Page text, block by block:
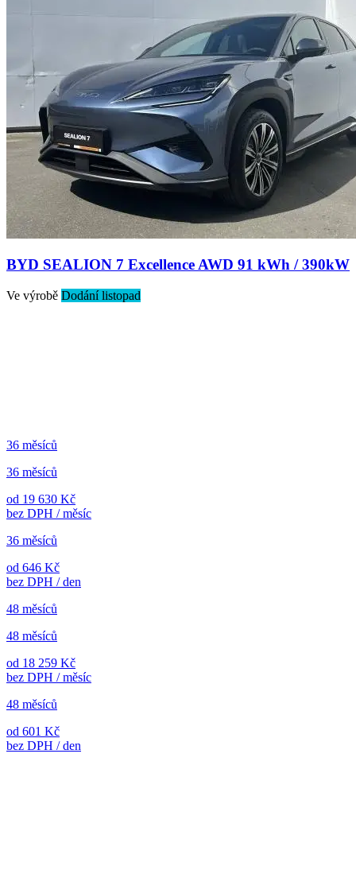
BYD SEALION 7 Excellence AWD 91 kWh / 390kW
Ve výrobě Dodání listopad
36 měsíců
36 měsíců
od 19 630 Kč
bez DPH / měsíc
36 měsíců
od 646 Kč
bez DPH / den
48 měsíců
48 měsíců
od 18 259 Kč
bez DPH / měsíc
48 měsíců
od 601 Kč
bez DPH / den